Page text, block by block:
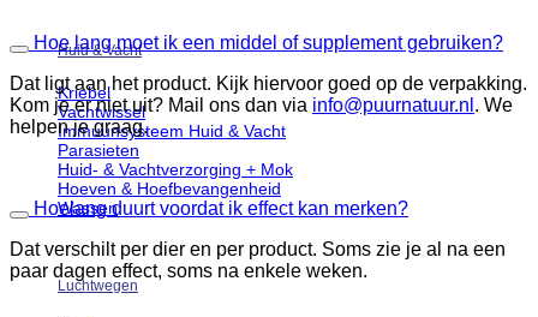
Huid & Vacht
Kriebel
Vachtwissel
Immuunsysteem Huid & Vacht
Parasieten
Huid- & Vachtverzorging + Mok
Hoeven & Hoefbevangenheid
Wassen
Luchtwegen
Hoe lang moet ik een middel of supplement gebruiken?
Dat ligt aan het product. Kijk hiervoor goed op de verpakking.
Kom je er niet uit? Mail ons dan via info@puurnatuur.nl . We
helpen je graag.
Hoelang duurt voordat ik effect kan merken?
Dat verschilt per dier en per product. Soms zie je al na een
paar dagen effect, soms na enkele weken.